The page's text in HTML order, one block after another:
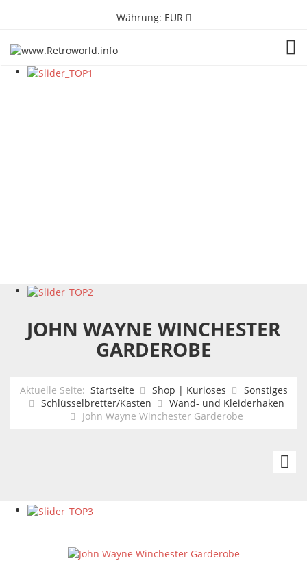
Währung: EUR
JOHN WAYNE WINCHESTER
GARDEROBE
Aktuelle Seite: Startseite Shop | Kurioses
Sonstiges
Schlüsselbretter/Kasten
Wand- und Kleiderhaken
John Wayne Winchester Garderobe